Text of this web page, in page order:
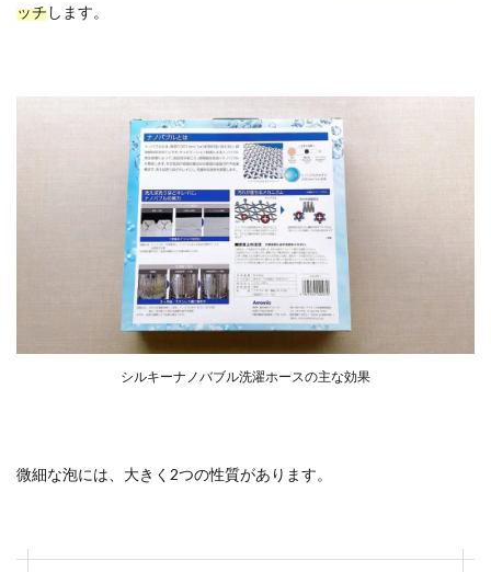
ッチします。
シルキーナノバブル洗濯ホースの主な効果
微細な泡には、大きく2つの性質があります。